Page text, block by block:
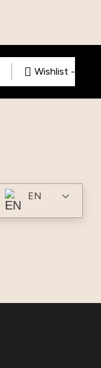
Wishlist -
EN